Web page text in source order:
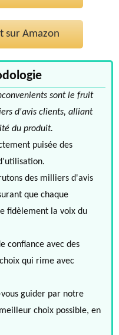
sur Amazon
sont le fruit
d'avis clients, alliant
du produit.
puisée des
des milliers d'avis
que chaque
fidèlement la voix du
confiance avec des
qui rime avec
vous guider par notre
choix possible, en